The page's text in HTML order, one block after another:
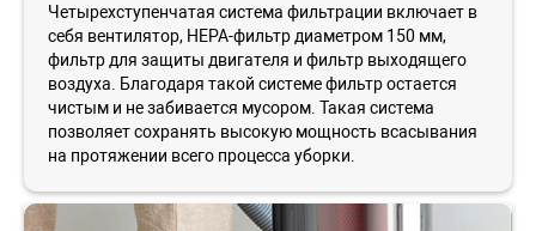
Четырехступенчатая система фильтрации включает в
себя вентилятор, HEPA-фильтр диаметром 150 мм,
фильтр для защиты двигателя и фильтр выходящего
воздуха. Благодаря такой системе фильтр остается
чистым и не забивается мусором. Такая система
позволяет сохранять высокую мощность всасывания
на протяжении всего процесса уборки.